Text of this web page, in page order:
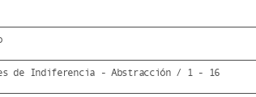
de Indiferencia - Abstracción / 1 - 16